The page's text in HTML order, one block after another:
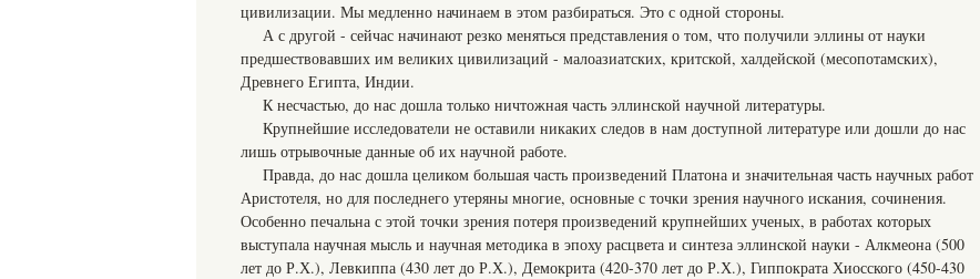
цивилизации. Мы медленно начинаем в этом разбираться. Это с одной стороны.
А с другой - сейчас начинают резко меняться представления о том, что получили эллины от науки
предшествовавших им великих цивилизаций - малоазиатских, критской, халдейской (месопотамских),
Древнего Египта, Индии.
К несчастью, до нас дошла только ничтожная часть эллинской научной литературы.
Крупнейшие исследователи не оставили никаких следов в нам доступной литературе или дошли до нас
лишь отрывочные данные об их научной работе.
Правда, до нас дошла целиком большая часть произведений Платона и значительная часть научных работ
Аристотеля, но для последнего утеряны многие, основные с точки зрения научного искания, сочинения.
Особенно печальна с этой точки зрения потеря произведений крупнейших ученых, в работах которых
выступала научная мысль и научная методика в эпоху расцвета и синтеза эллинской науки - Алкмеона (500
лет до Р.Х.), Левкиппа (430 лет до Р.Х.), Демокрита (420-370 лет до Р.Х.), Гиппократа Хиосского (450-430